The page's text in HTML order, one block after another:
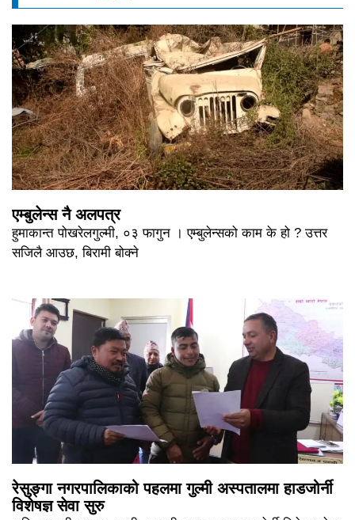
एम्बुलेन्स नै अलपत्र
हुमाकान्त पोखरेलगुल्मी, ०३ फागुन । एम्बुलेन्सको काम के हो ? उत्तर
सजिलै आउछ, बिरामी बोक्ने
रेसुङ्गा नगरपालिकाको पहलमा गुल्मी अस्पतालमा हाडजोर्नी
विशेषज्ञ सेवा सुरु